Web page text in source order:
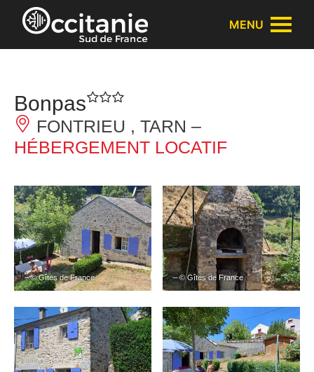
Panneau de gestion des cookies
MENU
Bonpas
FONTRIEU , TARN –
HÉBERGEMENT LOCATIF
– © Gîtes de France – © Gîtes de France